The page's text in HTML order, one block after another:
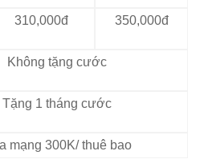
310,000đ 350,000đ
Không tặng cước
Tặng 1 tháng cước
mạng 300K/ thuê bao